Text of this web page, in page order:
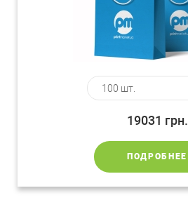
19031 грн.
ПОДРОБНЕЕ